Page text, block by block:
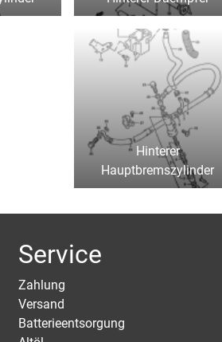
Hinterer
Hauptbremszylinder
Service
Zahlung
Versand
Batterieentsorgung